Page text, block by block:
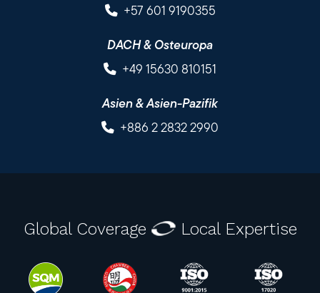
+57 601 9190355
DACH & Osteuropa
+49 15630 810151
Asien & Asien-Pazifik
+886 2 2832 2990
Global Coverage Local Expertise